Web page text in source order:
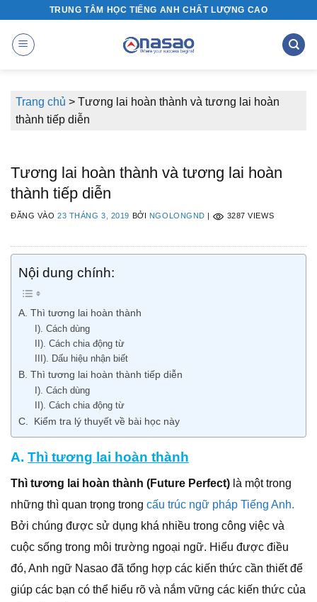
nội
TRUNG TÂM HỌC TIẾNG ANH CHẤT LƯỢNG CAO
Trang chủ > Tương lai hoàn thành và tương lai hoàn
thành tiếp diễn
Tương lai hoàn thành và tương lai hoàn
thành tiếp diễn
ĐĂNG VÀO23 THÁNG 3, 2019 BỞI NGOLONGND 3287 VIEWS
Nội dung chính:
A. Thì tương lai hoàn thành
I). Cách dùng
II). Cách chia động từ
III). Dấu hiệu nhận biết
B. Thì tương lai hoàn thành tiếp diễn
I). Cách dùng
II). Cách chia động từ
C. Kiểm tra lý thuyết về bài học này
A. Thì tương lai hoàn thành
Thì tương lai hoàn thành (Future Perfect) là một trong
những thì quan trọng trong cấu trúc ngữ pháp Tiếng Anh.
Bởi chúng được sử dụng khá nhiều trong công việc và
cuộc sống trong môi trường ngoại ngữ. Hiểu được điều
đó, Anh ngữ Nasao đã tổng hợp các kiến thức cần thiết để
giúp các bạn có thể hiểu rõ và nắm vững các kiến thức của